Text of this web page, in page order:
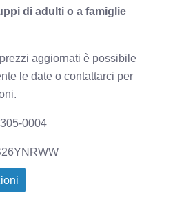
di adulti o a famiglie
aggiornati è possibile
le date o contattarci per
0004